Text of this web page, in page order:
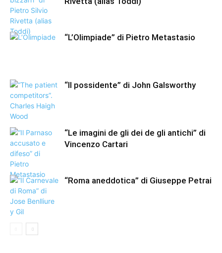
“L’Olimpiade” di Pietro Metastasio
“Il possidente” di John Galsworthy
“Le imagini de gli dei de gli antichi” di
Vincenzo Cartari
“Roma aneddotica” di Giuseppe Petrai